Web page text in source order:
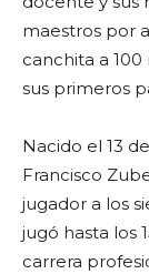
maestros por
canchita a 100
sus primeros
Nacido el 13
Francisco
jugador a los
jugó hasta los
carrera